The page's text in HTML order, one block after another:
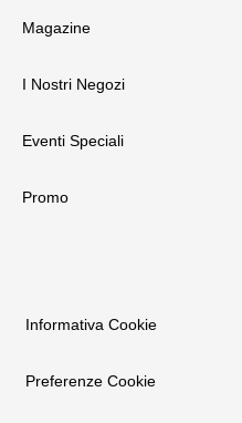
Magazine
I Nostri Negozi
Eventi Speciali
Promo
Informativa Cookie
Preferenze Cookie